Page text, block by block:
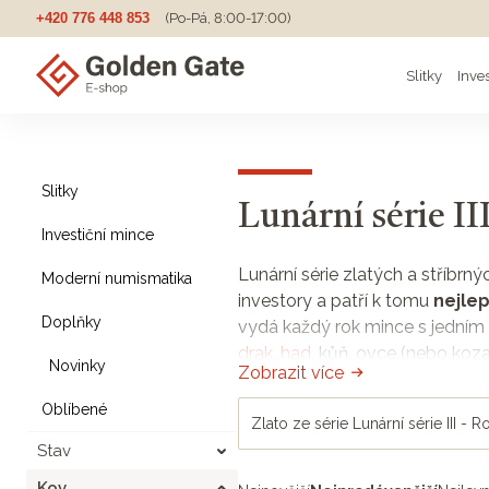
+420 776 448 853 (Po-Pá, 8:00-17:00)
Slitky
Slitky
Investiční mince
Moderní numismatika
Doplňky
Novinky
Oblíbené
Stav
Lunární série
Lunární série zlatých a
investory a patří k tomu
vydá každý rok mince s
drak had , kůň, ovce (nebo
designemod nejlepších
Cena mincí z Lunární série
Zobrazit více
Zlato ze série Lunární série III -